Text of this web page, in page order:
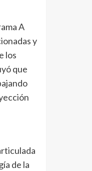
A
y
los
que
de la